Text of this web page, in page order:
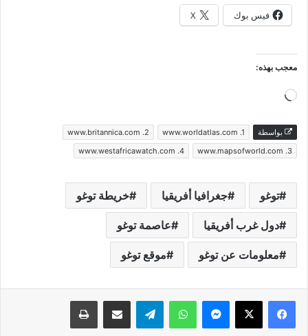
فيس بوك X
معجب بهذه:
جاري
التحميل…
بواسطة www.worldatlas.com .1
www.britannica.com .2
www.mapsofworld.com .3
www.westafricawatch.com .4
توغو جغرافيا أفريقيا خريطة توغو
دول غرب أفريقيا عاصمة توغو
معلومات عن توغو موقع توغو
فيسبوك ‫X ماسنجر واتساب تيلقرام مشاركة عبر البريد طباعة